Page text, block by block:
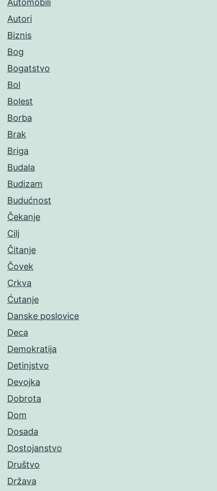
Automobili
Autori
Biznis
Bog
Bogatstvo
Bol
Bolest
Borba
Brak
Briga
Budala
Budizam
Budućnost
Čekanje
Cilj
Čitanje
Čovek
Crkva
Ćutanje
Danske poslovice
Deca
Demokratija
Detinjstvo
Devojka
Dobrota
Dom
Dosada
Dostojanstvo
Društvo
Država